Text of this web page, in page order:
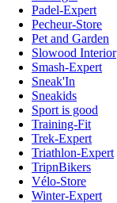
Padel-Expert
Pecheur-Store
Pet and Garden
Slowood Interior
Smash-Expert
Sneak'In
Sneakids
Sport is good
Training-Fit
Trek-Expert
Triathlon-Expert
TripnBikers
Vélo-Store
Winter-Expert